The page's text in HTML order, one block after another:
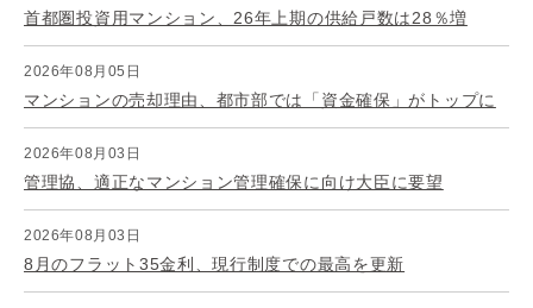
首都圏投資用マンション、26年上期の供給戸数は28％増
2026年08月05日
マンションの売却理由、都市部では「資金確保」がトップに
2026年08月03日
管理協、適正なマンション管理確保に向け大臣に要望
2026年08月03日
8月のフラット35金利、現行制度での最高を更新